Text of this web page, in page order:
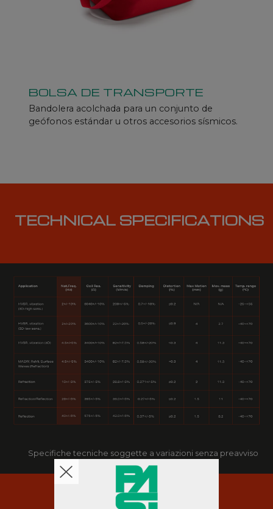
BOLSA DE TRANSPORTE
Bandolera acolchada para un conjunto de
geófonos estándar u otros accesorios sísmicos.
TECHNICAL SPECIFICATIONS
Specifiche tecniche soggette a variazioni senza preavviso
RECURSOS